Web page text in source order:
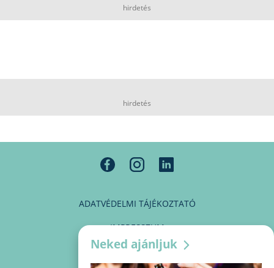
hirdetés
hirdetés
ADATVÉDELMI TÁJÉKOZTATÓ
IMPRESSZUM
MÉDIAAJÁNLAT
Neked ajánljuk